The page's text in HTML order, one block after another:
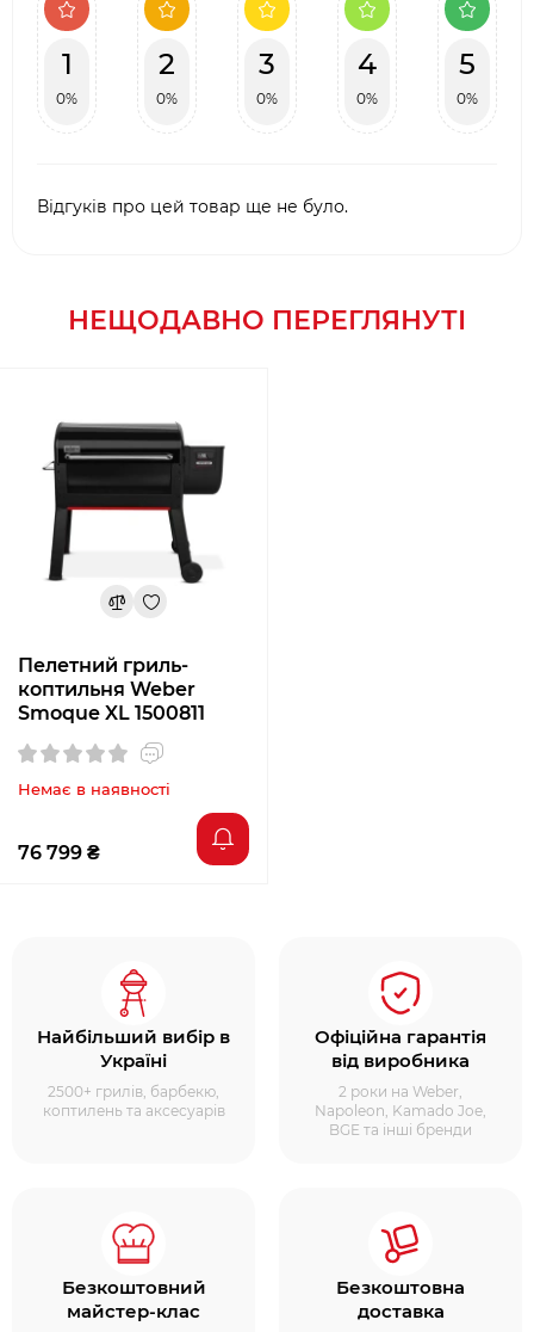
1
0%
2
0%
3
0%
4
0%
5
0%
Відгуків про цей товар ще не було.
НЕЩОДАВНО ПЕРЕГЛЯНУТІ
Пелетний гриль-
коптильня Weber
Smoque XL 1500811
Немає в наявності
76 799 ₴
Найбільший вибір в
Україні
2500+ грилів, барбекю,
коптилень та аксесуарів
Офіційна гарантія
від виробника
2 роки на Weber,
Napoleon, Kamado Joe,
BGE та інші бренди
Безкоштовний
майстер-клас
Безкоштовна
доставка